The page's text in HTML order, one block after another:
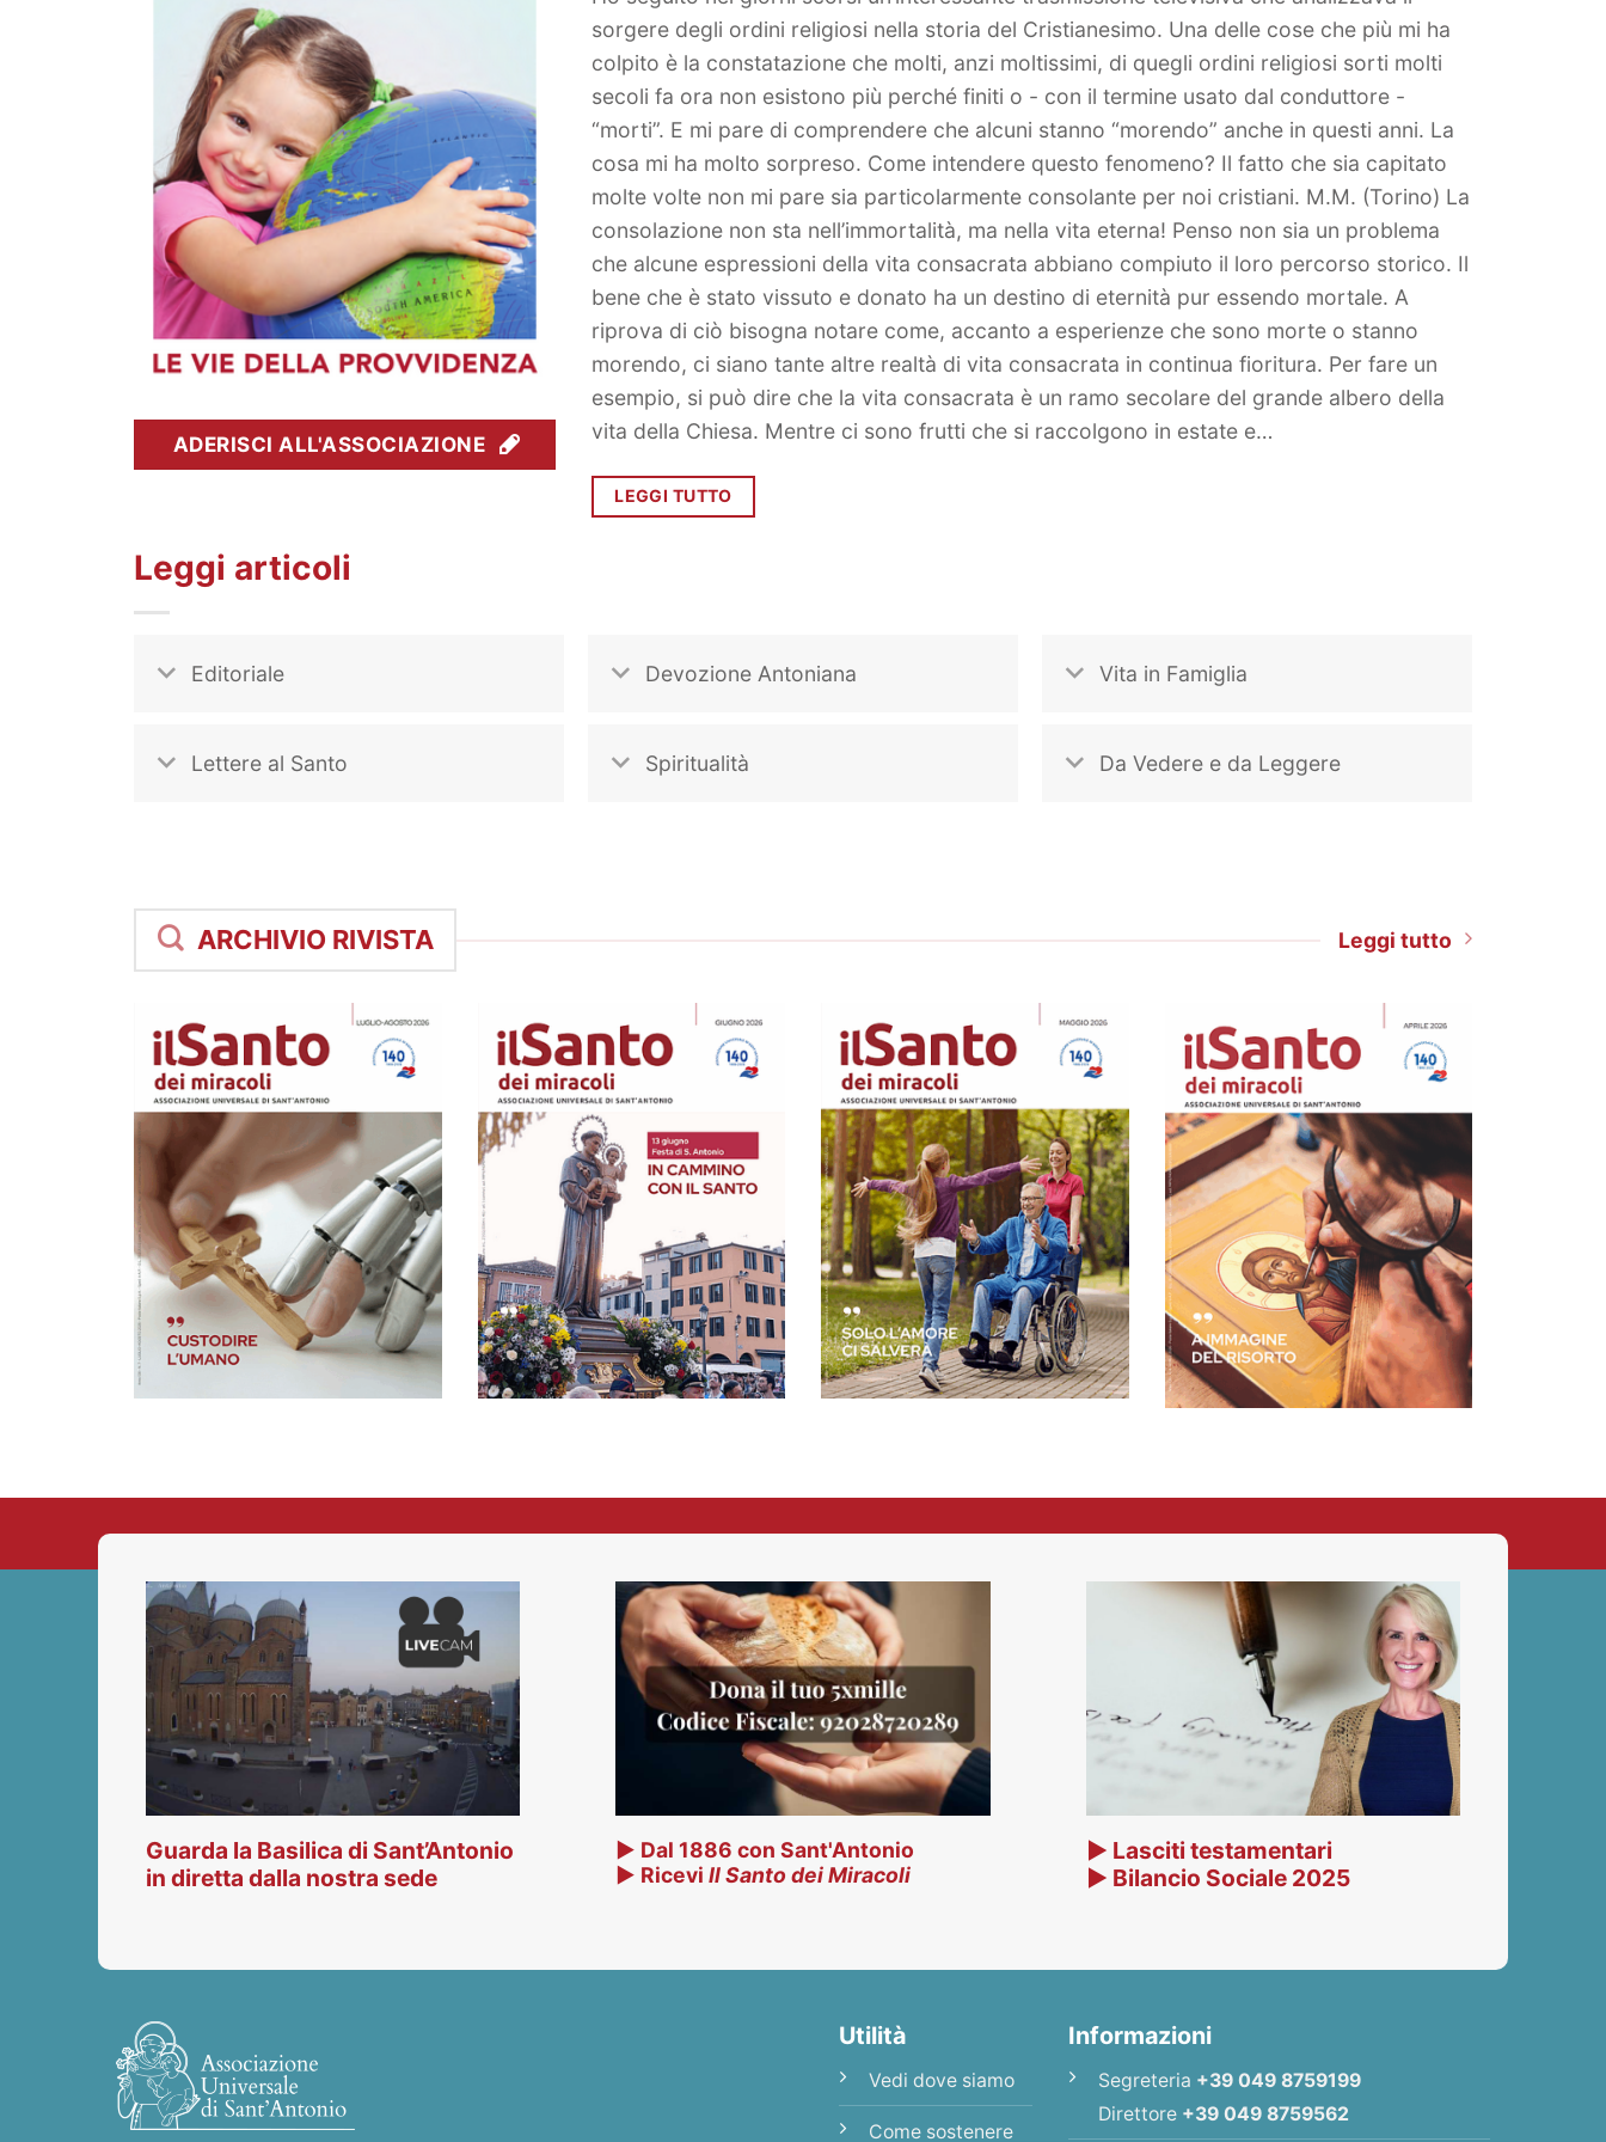
ADERISCI ALL'ASSOCIAZIONE
sorgere degli ordini religiosi nella storia del Cristianesimo. Una delle cose che più mi ha
colpito è la constatazione che molti, anzi moltissimi, di quegli ordini religiosi sorti molti
secoli fa ora non esistono più perché finiti o - con il termine usato dal conduttore -
“morti”. E mi pare di comprendere che alcuni stanno “morendo” anche in questi anni. La
cosa mi ha molto sorpreso. Come intendere questo fenomeno? Il fatto che sia capitato
molte volte non mi pare sia particolarmente consolante per noi cristiani. M.M. (Torino) La
consolazione non sta nell’immortalità, ma nella vita eterna! Penso non sia un problema
che alcune espressioni della vita consacrata abbiano compiuto il loro percorso storico. Il
bene che è stato vissuto e donato ha un destino di eternità pur essendo mortale. A
riprova di ciò bisogna notare come, accanto a esperienze che sono morte o stanno
morendo, ci siano tante altre realtà di vita consacrata in continua fioritura. Per fare un
esempio, si può dire che la vita consacrata è un ramo secolare del grande albero della
vita della Chiesa. Mentre ci sono frutti che si raccolgono in estate e…
LEGGI TUTTO
Leggi articoli
Editoriale
Lettere al Santo
Devozione Antoniana
Spiritualità
Vita in Famiglia
Da Vedere e da Leggere
ARCHIVIO RIVISTA Leggi tutto
Guarda la Basilica di Sant’Antonio
in diretta dalla nostra sede
▶ Dal 1886 con Sant'Antonio
▶ RiceviIl Santo dei Miracoli
▶ Lasciti testamentari
▶ Bilancio Sociale 2025
Utilità
Vedi dove siamo
Come sostenere
Informazioni
Segreteria +39 049 8759199
Direttore +39 049 8759562